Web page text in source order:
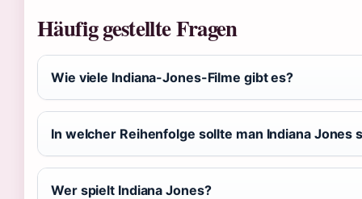
Häufig gestellte Fragen
Wie viele Indiana-Jones-Filme gibt es?
In welcher Reihenfolge sollte man Indiana Jones
Wer spielt Indiana Jones?